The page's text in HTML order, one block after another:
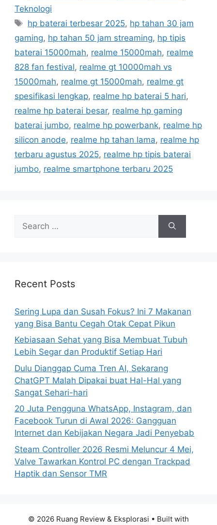
e
g
o
r
i
s
Teknologi
T
a
s
hp baterai terbesar 2025, hp tahan 30 jam
gaming, hp tahan 50 jam streaming, hp tipis
baterai 15000mah, realme 15000mah, realme
828 fan festival, realme gt 10000mah vs
15000mah, realme gt 15000mah, realme gt
spesifikasi lengkap, realme hp baterai 5 hari,
realme hp baterai besar, realme hp gaming
baterai jumbo, realme hp powerbank, realme hp
silicon anode, realme hp tahan lama, realme hp
terbaru agustus 2025, realme hp tipis baterai
jumbo, realme smartphone terbaru 2025
h
r
:
Recent Posts
Sering Lupa dan Susah Fokus? Ini 7 Makanan
yang Bisa Bantu Cegah Otak Cepat Pikun
Kebiasaan Sehat yang Bisa Membuat Tubuh
Lebih Segar dan Produktif Setiap Hari
Dulu Dianggap Cuma Tren AI, Sekarang
ChatGPT Malah Dipakai buat Hal-Hal yang
Sangat Sehari-hari
20 Juta Pengguna WhatsApp, Instagram, dan
Facebook Turun di Awal 2026: Gangguan
Internet dan Kebijakan Negara Jadi Penyebab
Steam Controller 2026 Resmi Meluncur 4 Mei,
Valve Tawarkan Kontrol PC dengan Trackpad
Haptik dan Sensor TMR
© 2026 Ruang Review & Eksplorasi • Built with